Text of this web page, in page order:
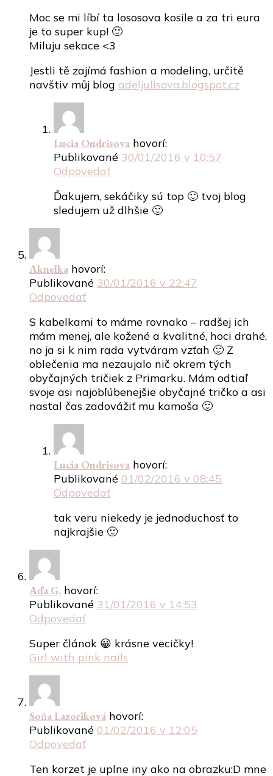
Moc se mi líbí ta lososova kosile a za tri eura
je to super kup! 🙂
Miluju sekace <3
Jestli tě zajímá fashion a modeling, určitě
navštiv můj blog adeljulisova.blogspot.cz
Lucia Ondrisova hovorí:
Publikované 30/01/2016 v 10:57
Odpovedať
Ďakujem, sekáčiky sú top 🙂 tvoj blog
sledujem už dlhšie 🙂
Aknelka hovorí:
Publikované 30/01/2016 v 22:47
Odpovedať
S kabelkami to máme rovnako – radšej ich
mám menej, ale kožené a kvalitné, hoci drahé,
no ja si k nim rada vytváram vzťah 🙂 Z
oblečenia ma nezaujalo nič okrem tých
obyčajných tričiek z Primarku. Mám odtiaľ
svoje asi najobľúbenejšie obyčajné tričko a asi
nastal čas zadovážiť mu kamoša 🙂
Lucia Ondrisova hovorí:
Publikované 01/02/2016 v 08:45
Odpovedať
tak veru niekedy je jednoduchosť to
najkrajšie 🙂
Aďa G. hovorí:
Publikované 31/01/2016 v 14:53
Odpovedať
Super článok 😀 krásne vecičky!
Girl with pink nails
Soňa Lazoriková hovorí:
Publikované 01/02/2016 v 12:05
Odpovedať
Ten korzet je uplne iny ako na obrazku:D mne